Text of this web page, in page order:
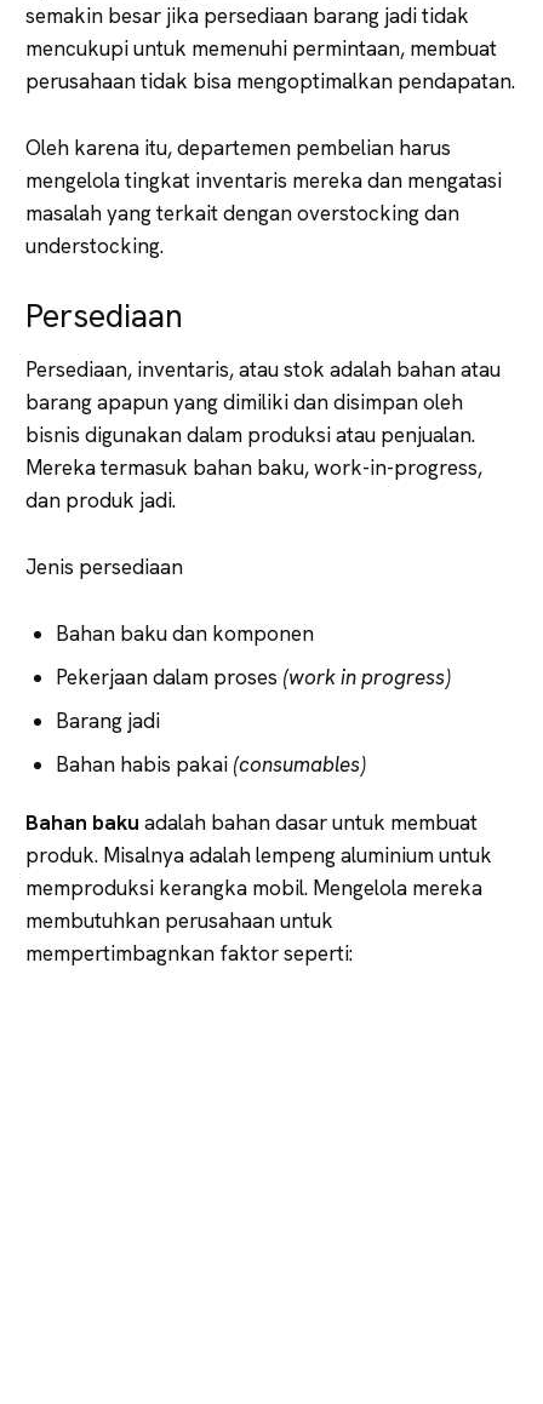
semakin besar jika persediaan barang jadi tidak
mencukupi untuk memenuhi permintaan, membuat
perusahaan tidak bisa mengoptimalkan pendapatan.
Oleh karena itu, departemen pembelian harus
mengelola tingkat inventaris mereka dan mengatasi
masalah yang terkait dengan overstocking dan
understocking.
Persediaan
Persediaan, inventaris, atau stok adalah bahan atau
barang apapun yang dimiliki dan disimpan oleh
bisnis digunakan dalam produksi atau penjualan.
Mereka termasuk bahan baku, work-in-progress,
dan produk jadi.
Jenis persediaan
Bahan baku dan komponen
Pekerjaan dalam proses (work in progress)
Barang jadi
Bahan habis pakai (consumables)
Bahan baku adalah bahan dasar untuk membuat
produk. Misalnya adalah lempeng aluminium untuk
memproduksi kerangka mobil. Mengelola mereka
membutuhkan perusahaan untuk
mempertimbagnkan faktor seperti: